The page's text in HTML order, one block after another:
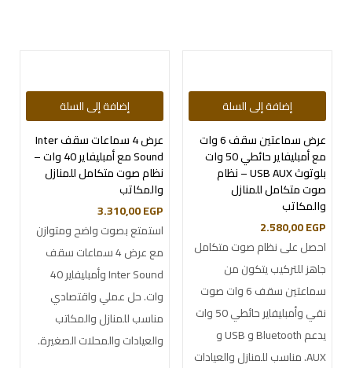
إضافة إلى السلة
عرض سماعتين سقف 6 وات
مع أمبليفاير حائطي 50 وات
بلوتوث USB AUX – نظام
صوت متكامل للمنازل
والمكاتب
2.580,00EGP
احصل على نظام صوت متكامل
جاهز للتركيب يتكون من
سماعتين سقف 6 وات صوت
نقي وأمبليفاير حائطي 50 وات
يدعم Bluetooth و USB و
AUX. مناسب للمنازل والعيادات
إضافة إلى السلة
عرض 4 سماعات سقف Inter
Sound مع أمبليفاير 40 وات –
نظام صوت متكامل للمنازل
والمكاتب
3.310,00EGP
استمتع بصوت واضح ومتوازن
مع عرض 4 سماعات سقف
Inter Sound وأمبليفاير 40
وات. حل عملي واقتصادي
مناسب للمنازل والمكاتب
والعيادات والمحلات الصغيرة.